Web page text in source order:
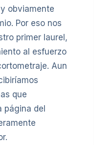
obviamente
Por eso nos
primer laurel,
al esfuerzo
Aun
que
página del